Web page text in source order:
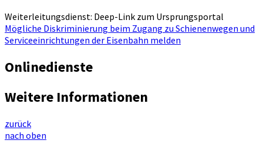
Weiterleitungsdienst: Deep-Link zum Ursprungsportal
Mögliche Diskriminierung beim Zugang zu Schienenwegen und
Serviceeinrichtungen der Eisenbahn melden
Onlinedienste
Weitere Informationen
zurück
nach oben